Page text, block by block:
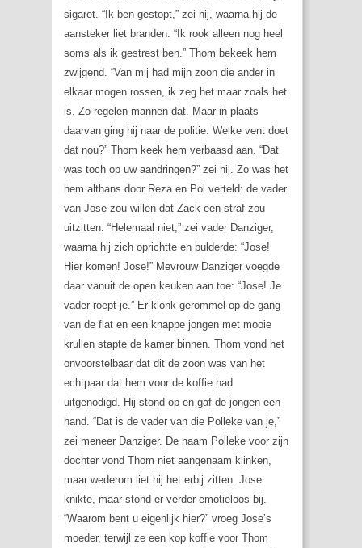
sigaret. “Ik ben gestopt,” zei hij, waarna hij de
aansteker liet branden. “Ik rook alleen nog heel
soms als ik gestrest ben.” Thom bekeek hem
zwijgend. “Van mij had mijn zoon die ander in
elkaar mogen rossen, ik zeg het maar zoals het
is. Zo regelen mannen dat. Maar in plaats
daarvan ging hij naar de politie. Welke vent doet
dat nou?” Thom keek hem verbaasd aan. “Dat
was toch op uw aandringen?” zei hij. Zo was het
hem althans door Reza en Pol verteld: de vader
van Jose zou willen dat Zack een straf zou
uitzitten. “Helemaal niet,” zei vader Danziger,
waarna hij zich oprichtte en bulderde: “Jose!
Hier komen! Jose!” Mevrouw Danziger voegde
daar vanuit de open keuken aan toe: “Jose! Je
vader roept je.” Er klonk gerommel op de gang
van de flat en een knappe jongen met mooie
krullen stapte de kamer binnen. Thom vond het
onvoorstelbaar dat dit de zoon was van het
echtpaar dat hem voor de koffie had
uitgenodigd. Hij stond op en gaf de jongen een
hand. “Dat is de vader van die Polleke van je,”
zei meneer Danziger. De naam Polleke voor zijn
dochter vond Thom niet aangenaam klinken,
maar wederom liet hij het erbij zitten. Jose
knikte, maar stond er verder emotieloos bij.
“Waarom bent u eigenlijk hier?” vroeg Jose’s
moeder, terwijl ze een kop koffie voor Thom